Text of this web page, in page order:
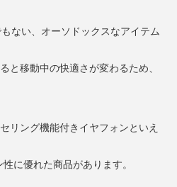
ない、オーソドックスなアイテム
と移動中の快適さが変わるため、
リング機能付きイヤフォンといえ
に優れた商品があります。